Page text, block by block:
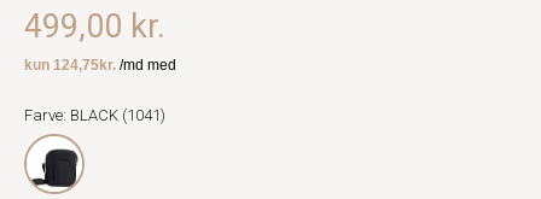
499,00 kr.
Farve: BLACK (1041)